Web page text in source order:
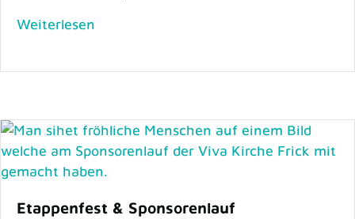
Weiterlesen
Etappenfest & Sponsorenlauf